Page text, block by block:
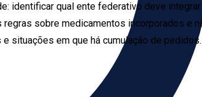
identificar qual ente federativo deve
sobre medicamentos incorporados e
situações em que há cumulação de pedidos.